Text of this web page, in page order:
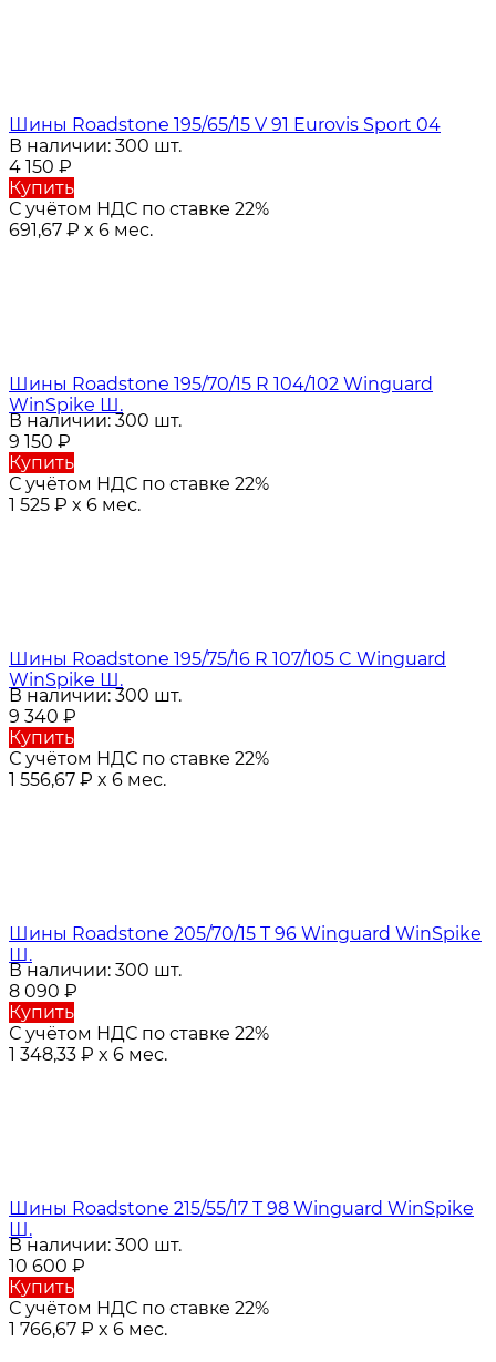
Шины Roadstone 195/65/15 V 91 Eurovis Sport 04
В наличии: 300 шт.
4 150 ₽
Купить
С учётом НДС по ставке 22%
691,67 ₽ x 6 мес.
Шины Roadstone 195/70/15 R 104/102 Winguard
WinSpike Ш.
В наличии: 300 шт.
9 150 ₽
Купить
С учётом НДС по ставке 22%
1 525 ₽ x 6 мес.
Шины Roadstone 195/75/16 R 107/105 C Winguard
WinSpike Ш.
В наличии: 300 шт.
9 340 ₽
Купить
С учётом НДС по ставке 22%
1 556,67 ₽ x 6 мес.
Шины Roadstone 205/70/15 T 96 Winguard WinSpike
Ш.
В наличии: 300 шт.
8 090 ₽
Купить
С учётом НДС по ставке 22%
1 348,33 ₽ x 6 мес.
Шины Roadstone 215/55/17 T 98 Winguard WinSpike
Ш.
В наличии: 300 шт.
10 600 ₽
Купить
С учётом НДС по ставке 22%
1 766,67 ₽ x 6 мес.